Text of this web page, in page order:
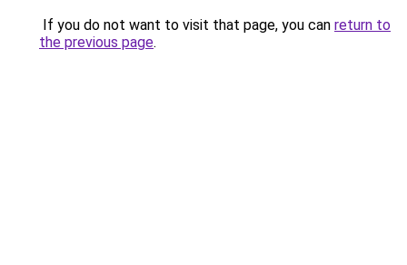
If you do not want to visit that page, you can return to
the previous page.